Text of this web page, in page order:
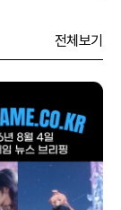
전체보기